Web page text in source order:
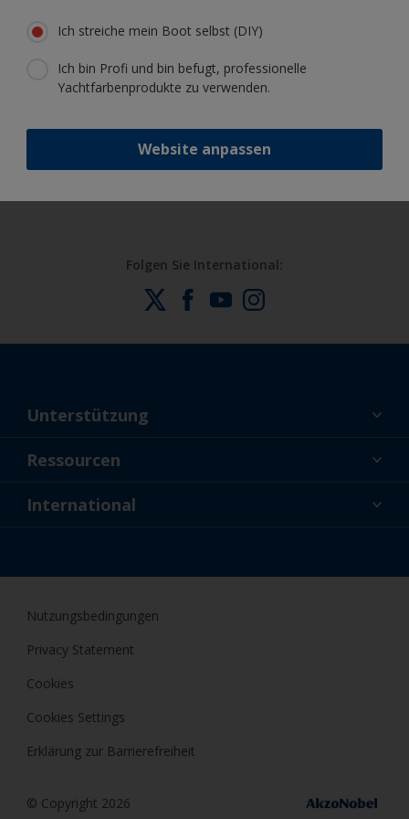
Ich streiche mein Boot selbst (DIY)
Ich bin Profi und bin befugt, professionelle
Yachtfarbenprodukte zu verwenden.
Website anpassen
Support, um Anstricharbeiten mit
wissenschaftlichen Know-how
Folgen Sie International:
Unterstützung
Über uns
Ressourcen
Aktuelles
International
Nutzungsbedingungen
Privacy Statement
Cookies
Cookies Settings
Erklärung zur Barrierefreiheit
© Copyright 2026